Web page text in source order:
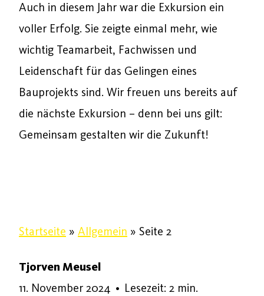
Auch in diesem Jahr war die Exkursion ein
voller Erfolg. Sie zeigte einmal mehr, wie
wichtig Teamarbeit, Fachwissen und
Leidenschaft für das Gelingen eines
Bauprojekts sind. Wir freuen uns bereits auf
die nächste Exkursion – denn bei uns gilt:
Gemeinsam gestalten wir die Zukunft!
Startseite » Allgemein » Seite 2
Tjorven Meusel
11. November 2024 11. November 2024
• Lesezeit: 2 min.